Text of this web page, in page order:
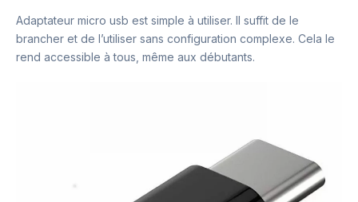
Adaptateur micro usb est simple à utiliser. Il suffit de le
brancher et de l’utiliser sans configuration complexe. Cela le
rend accessible à tous, même aux débutants.